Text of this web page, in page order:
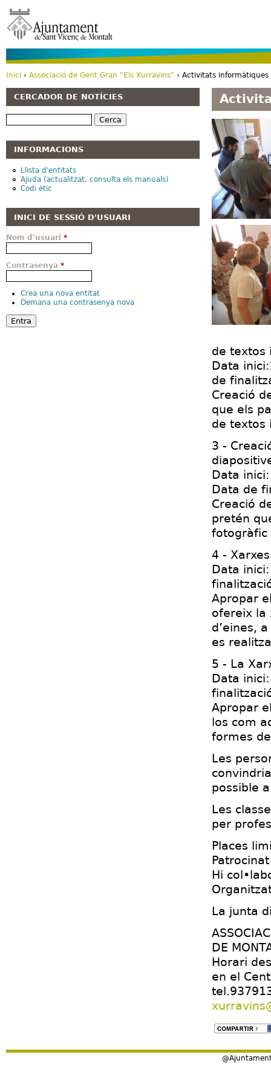
de textos
Data
de
Creació
que els
de textos
3 -
Data
Data de
Creació
pretén
fotogràfic
4 -
Data
Apropar
ofereix la
d’eines,
es
5 - La
Data
Apropar
los com
formes
Les
possible
Les
per
Places
Hi
La junta
DE
Horari
en el
Esteu aquí
Inici › Associació de Gent Gran "Els Xurravins" › Activitats
CERCADOR DE NOTÍCIES
Cerca
INFORMACIONS
Llista d'entitats
Ajuda (actualitzat, consulta els manuals)
Codi ètic
INICI DE SESSIÓ D'USUARI
Nom d'usuari *
Contrasenya *
Crea una nova entitat
Demana una contrasenya nova